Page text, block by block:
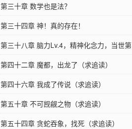
第三十章 数学也是法？
第三十四章 神！真的存在！
第三十八章 脑力Lv.4，精神化念力，当世第
一人？（求追读）
第四十二章 魔都，出龙了（求追读）
第四十六章 我成了传说（求追读）
第五十章 不可觊觎之物（求追读）
第五十四章 贪蛇吞象，找死（求追读）